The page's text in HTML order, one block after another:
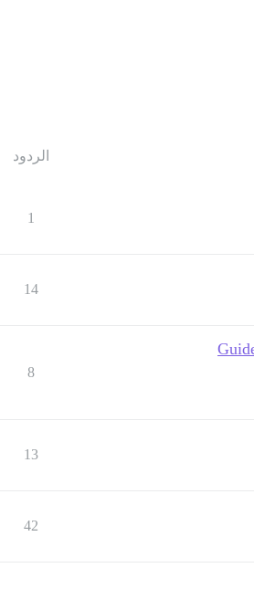
الردود
1
14
8
13
42